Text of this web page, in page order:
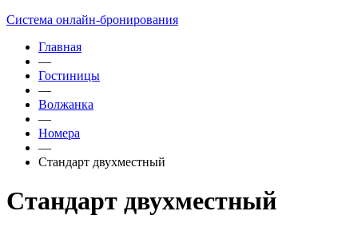
Cистема онлайн-бронирования
Главная
—
Гостиницы
—
Волжанка
—
Номера
—
Стандарт двухместный
Стандарт двухместный